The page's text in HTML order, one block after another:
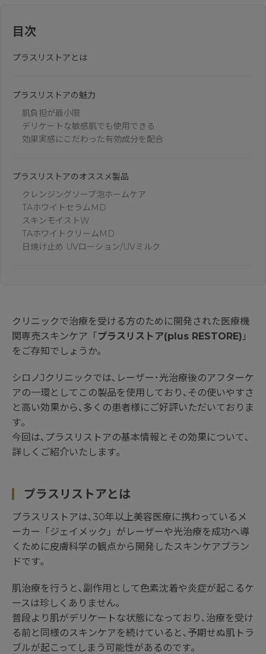
目次
プラスリストアとは
プラスリストアの魅力
肌負担が最小限
デリケートな敏感肌でも使用できる
効果実感にこだわった有効成分を配合
プラスリストアのオススメ製品
クレンジングソープ泡ホームケア
TAホワイトセラムMD
スキンモイストW
TAホワイトクリームMD
日焼け止め UVローション/UVミルク
クリニックで治療を受ける方のために開発された医療機
関専売スキンケア「プラスリストア(plus RESTORE) 」
をご存知でしょうか｡
シロノJクリニックでは､レーザー･光治療後のアフターケ
アの一環としてこの製品を使用しており､その使いやすさ
と高い効果から､多くの患者様にご好評いただいておりま
す｡
今回は､プラスリストアの基本情報とその効果について､
詳しくご紹介いたします｡
プラスリストアとは
プラスリストアは､30年以上美容医療に携わっているメ
ーカー「ジェイメック」がレーザーや光治療を成功へ導
くために皮膚科学の観点から開発したスキンケアブラン
ドです｡
肌治療を行うと､副作用として色素沈着や炎症が起こるケ
ースは珍しくありません｡
普段より肌がデリケートな状態になっており､治療を受け
る前と同様のスキンケアを続けていると､予期せぬ肌トラ
ブルが起こってしまう可能性があるのです｡